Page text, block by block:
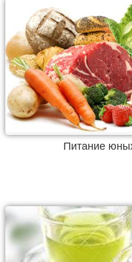
Питание